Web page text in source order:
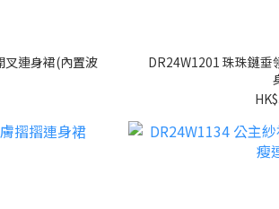
叉連身裙(內置波
DR24W1201 珠珠鏈